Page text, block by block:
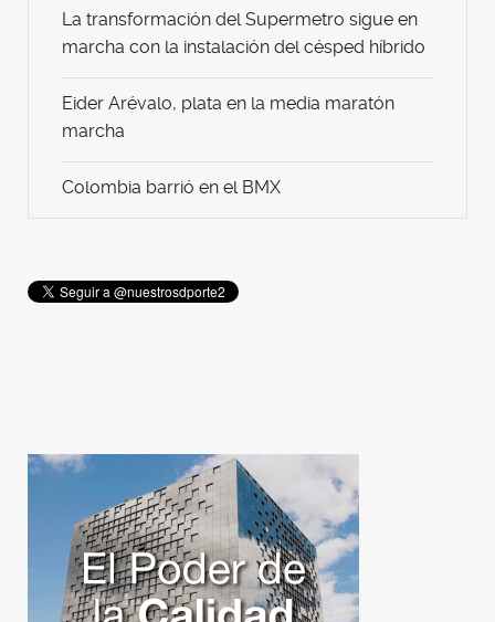
La transformación del Supermetro sigue en
marcha con la instalación del césped híbrido
Eider Arévalo, plata en la media maratón
marcha
Colombia barrió en el BMX